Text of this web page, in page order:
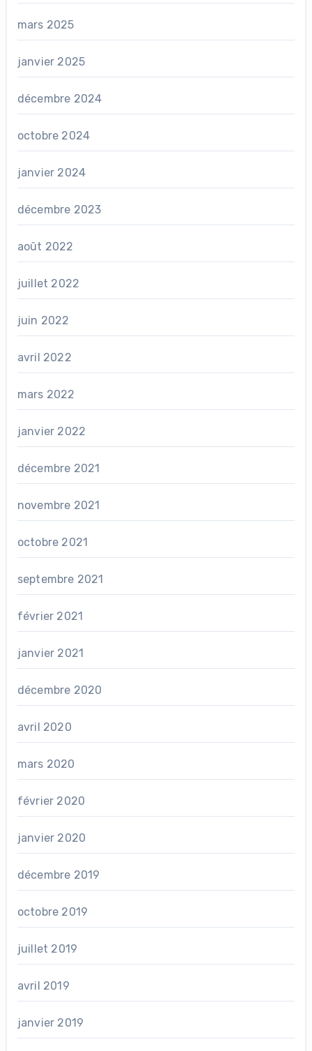
mars 2025
janvier 2025
décembre 2024
octobre 2024
janvier 2024
décembre 2023
août 2022
juillet 2022
juin 2022
avril 2022
mars 2022
janvier 2022
décembre 2021
novembre 2021
octobre 2021
septembre 2021
février 2021
janvier 2021
décembre 2020
avril 2020
mars 2020
février 2020
janvier 2020
décembre 2019
octobre 2019
juillet 2019
avril 2019
janvier 2019